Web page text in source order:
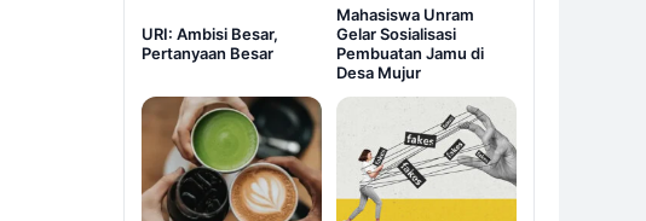
URI: Ambisi Besar,
Pertanyaan Besar
Mahasiswa Unram
Gelar Sosialisasi
Pembuatan Jamu di
Desa Mujur